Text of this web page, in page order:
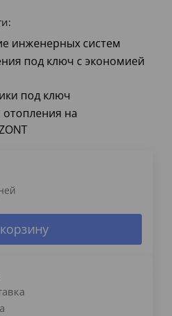
инженерных систем
под ключ с экономией
под ключ
на